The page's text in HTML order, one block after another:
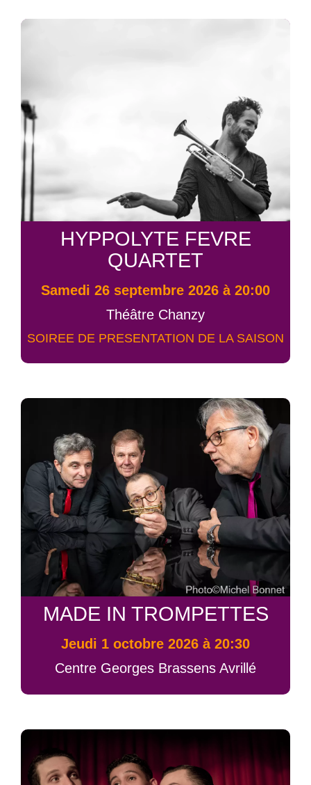
HYPPOLYTE FEVRE
QUARTET
samedi 26 septembre 2026 à 20:00
Théâtre Chanzy
SOIREE DE PRESENTATION DE LA SAISON
MADE IN TROMPETTES
jeudi 1 octobre 2026 à 20:30
Centre Georges Brassens Avrillé